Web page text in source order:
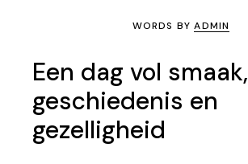
WORDS BYADMIN
Een dag vol smaak,
geschiedenis en
gezelligheid